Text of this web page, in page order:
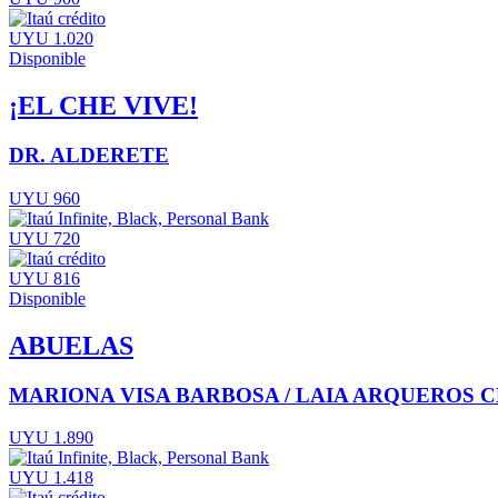
UYU 1.020
Disponible
¡EL CHE VIVE!
DR. ALDERETE
UYU 960
UYU 720
UYU 816
Disponible
ABUELAS
MARIONA VISA BARBOSA / LAIA ARQUEROS
UYU 1.890
UYU 1.418